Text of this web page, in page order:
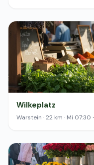
Wilkeplatz
Warstein · 22 km · Mi